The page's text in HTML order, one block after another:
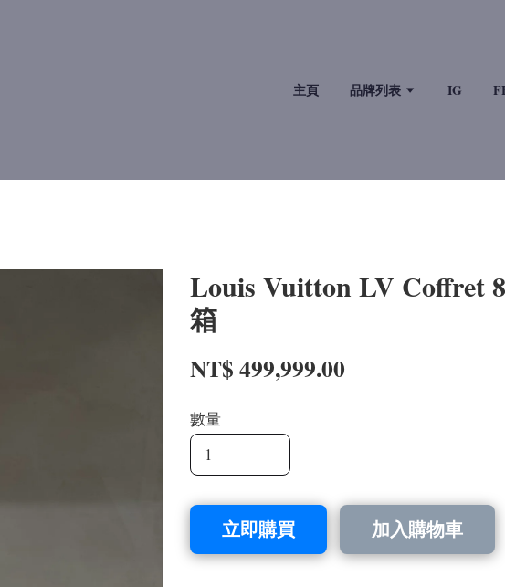
主頁 品牌列表 IG
Louis Vuitton LV Coffret
箱
NT$ 499,999.00
數量
立即購買 加入購物車